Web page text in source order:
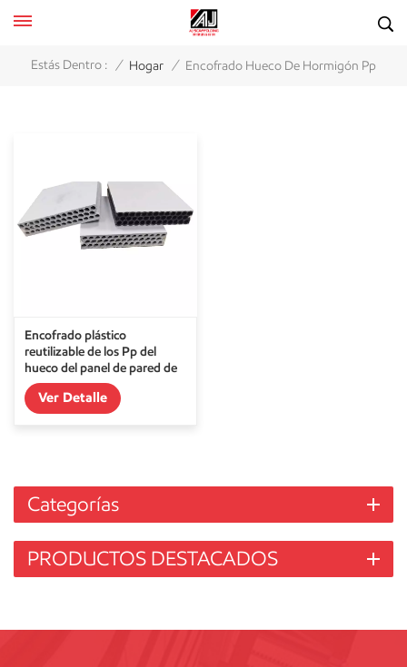
Estás Dentro : / Hogar / Encofrado Hueco De Hormigón Pp
Encofrado plástico
reutilizable de los Pp del
hueco del panel de pared de
la construcción
Ver Detalle
Categorías
PRODUCTOS DESTACADOS